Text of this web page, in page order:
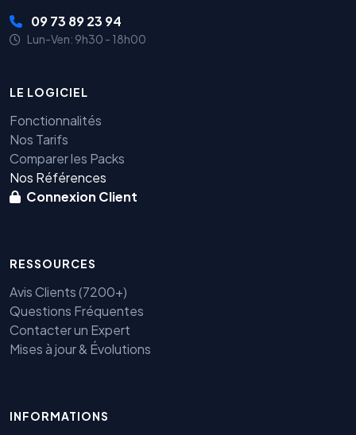
09 73 89 23 94
Lun-Ven: 9h30 - 18h00
LE LOGICIEL
Fonctionnalités
Nos Tarifs
Comparer les Packs
Nos Références
Connexion Client
RESSOURCES
Avis Clients (7200+)
Questions Fréquentes
Contacter un Expert
Mises à jour & Évolutions
INFORMATIONS